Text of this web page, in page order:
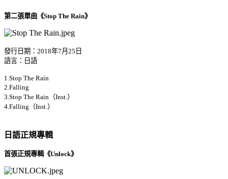
第二張單曲《Stop The Rain》
發行日期：2018年7月25日
語言：日語
1.Stop The Rain
2.Falling
3.Stop The Rain（Inst.）
4.Falling（Inst.）
日語正規專輯
首張正規專輯《Unlock》